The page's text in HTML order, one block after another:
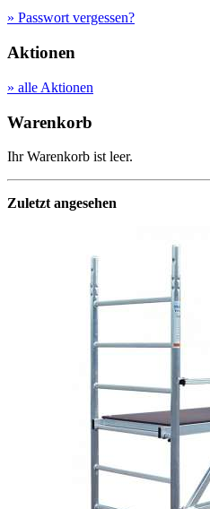
» Passwort vergessen?
Aktionen
» alle Aktionen
Warenkorb
Ihr Warenkorb ist leer.
Zuletzt angesehen